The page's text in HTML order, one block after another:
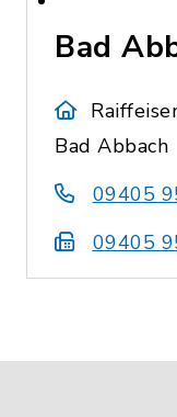
Bad
Bad Abbach
09405
09405